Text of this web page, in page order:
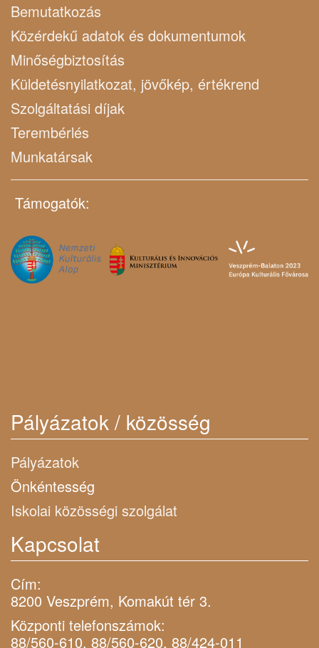
Bemutatkozás
Közérdekű adatok és dokumentumok
Minőségbiztosítás
Küldetésnyilatkozat, jövőkép, értékrend
Szolgáltatási díjak
Terembérlés
Munkatársak
Támogatók:
Pályázatok / közösség
Pályázatok
Önkéntesség
Iskolai közösségi szolgálat
Kapcsolat
Cím:
8200 Veszprém, Komakút tér 3.
Központi telefonszámok:
88/560-610, 88/560-620, 88/424-011